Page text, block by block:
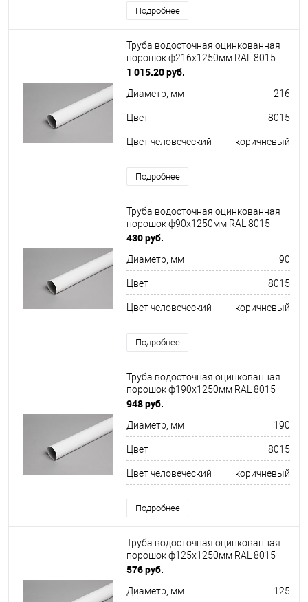
Подробнее
Труба водосточная оцинкованная
порошок ф216х1250мм RAL 8015
1 015.20 руб.
Диаметр, мм 216
Цвет 8015
Цвет человеческий коричневый
Подробнее
Труба водосточная оцинкованная
порошок ф90х1250мм RAL 8015
430 руб.
Диаметр, мм 90
Цвет 8015
Цвет человеческий коричневый
Подробнее
Труба водосточная оцинкованная
порошок ф190х1250мм RAL 8015
948 руб.
Диаметр, мм 190
Цвет 8015
Цвет человеческий коричневый
Подробнее
Труба водосточная оцинкованная
порошок ф125х1250мм RAL 8015
576 руб.
Диаметр, мм 125